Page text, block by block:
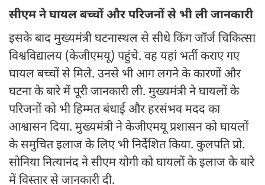
सीएम ने घायल बच्चों और परिजनों से भी ली जानकारी
इसके बाद मुख्यमंत्री घटनास्थल से सीधे किंग जॉर्ज चिकित्सा
विश्वविद्यालय (केजीएमयू) पहुंचे. वह यहां भर्ती कराए गए
घायल बच्चों से मिले. उनसे भी आग लगने के कारणों और
घटना के बारे में पूरी जानकारी ली. मुख्यमंत्री ने घायलों के
परिजनों को भी हिम्मत बंधाई और हरसंभव मदद का
आश्वासन दिया. मुख्यमंत्री ने केजीएमयू प्रशासन को घायलों
के समुचित इलाज के लिए भी निर्देशित किया. कुलपति प्रो.
सोनिया नित्यानंद ने सीएम योगी को घायलों के इलाज के बारे
में विस्तार से जानकारी दी.